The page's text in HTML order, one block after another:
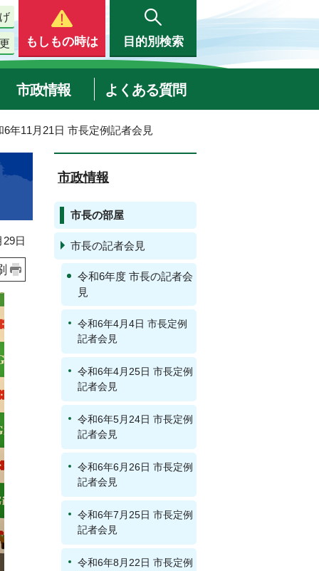
もしもの時は 目的別検索
市政情報 よくある質問
6年11月21日 市長定例記者会見
日
市政情報
市長の部屋
市長の記者会見
令和6年度 市長の記者会
見
令和6年4月4日 市長定例
記者会見
令和6年4月25日 市長定例
記者会見
令和6年5月24日 市長定例
記者会見
令和6年6月26日 市長定例
記者会見
令和6年7月25日 市長定例
記者会見
令和6年8月22日 市長定例